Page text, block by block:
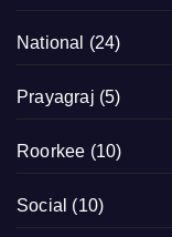
National (24)
Prayagraj (5)
Roorkee (10)
Social (10)